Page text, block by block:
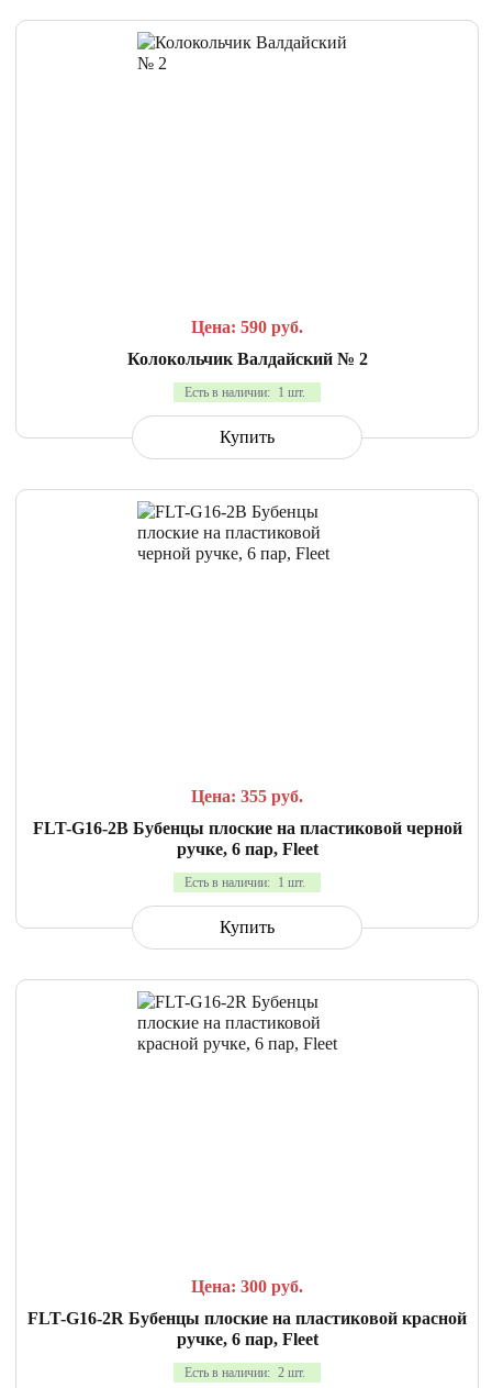
Цена: 590 руб.
Колокольчик Валдайский № 2
Есть в наличии: 1 шт.
Купить
Цена: 355 руб.
FLT-G16-2B Бубенцы плоские на пластиковой черной
ручке, 6 пар, Fleet
Есть в наличии: 1 шт.
Купить
Цена: 300 руб.
FLT-G16-2R Бубенцы плоские на пластиковой красной
ручке, 6 пар, Fleet
Есть в наличии: 2 шт.